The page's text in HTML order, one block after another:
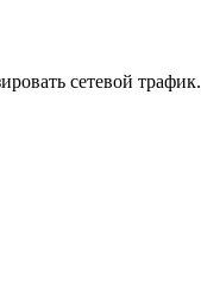
сетевой трафик.